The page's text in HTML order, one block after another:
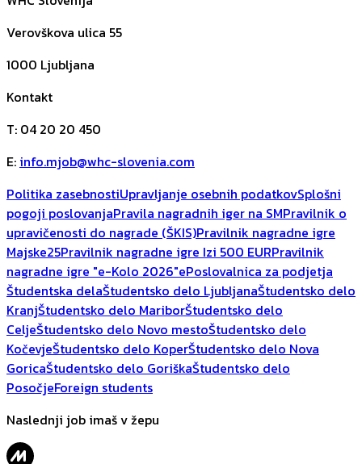
Verovškova ulica 55
1000 Ljubljana
Kontakt
T: 04 20 20 450
E: info.mjob@whc-slovenia.com
Politika zasebnostiUpravljanje osebnih podatkovSplošni
pogoji poslovanjaPravila nagradnih iger na SMPravilnik o
upravičenosti do nagrade (ŠKIS)Pravilnik nagradne igre
Majske25Pravilnik nagradne igre Izi 500 EURPravilnik
nagradne igre "e-Kolo 2026"ePoslovalnica za podjetja
Študentska delaŠtudentsko delo LjubljanaŠtudentsko delo
KranjŠtudentsko delo MariborŠtudentsko delo
CeljeŠtudentsko delo Novo mestoŠtudentsko delo
KočevjeŠtudentsko delo KoperŠtudentsko delo Nova
GoricaŠtudentsko delo GoriškaŠtudentsko delo
PosočjeForeign students
Naslednji job imaš v žepu